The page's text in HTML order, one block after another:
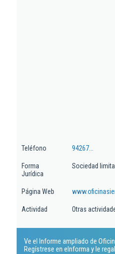
Teléfono 94267...
Forma
Jurídica
Sociedad
Página Web
Actividad Otras
Ve el Informe ampliado de
Regístrese en eInforma y le